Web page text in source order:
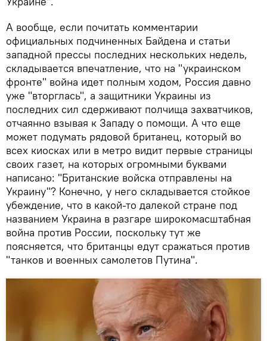
А вообще, если почитать комментарии
официальных подчиненных Байдена и статьи
западной прессы последних нескольких недель,
складывается впечатление, что на "украинском
фронте" война идет полным ходом, Россия давно
уже "вторглась", а защитники Украины из
последних сил сдерживают полчища захватчиков,
отчаянно взывая к Западу о помощи. А что еще
может подумать рядовой британец, который во
всех киосках или в метро видит первые страницы
своих газет, на которых огромными буквами
написано: "Британские войска отправлены на
Украину"? Конечно, у него складывается стойкое
убеждение, что в какой-то далекой стране под
названием Украина в разгаре широкомасштабная
война против России, поскольку тут же
поясняется, что британцы едут сражаться против
"танков и военных самолетов Путина".